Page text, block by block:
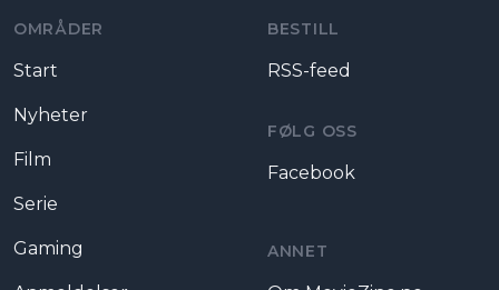
OMRÅDER
Start
Nyheter
Film
Serie
Gaming
BESTILL
RSS-feed
FØLG OSS
Facebook
ANNET